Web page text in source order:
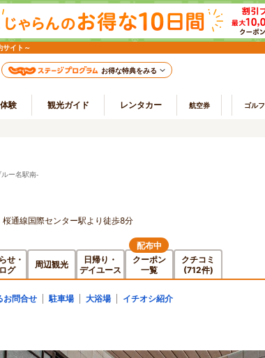
イト～
お得な特典をみる
験 観光ガイド レンタカー 航空券 ゴルフ
ー名駅南-
通線国際センター駅より徒歩8分
せ・
グ
周辺観光
日帰り・
デイユース
クーポン
一覧
配布中
クチコミ
(712件)
お問合せ 駐車場 大浴場 イチオシ紹介